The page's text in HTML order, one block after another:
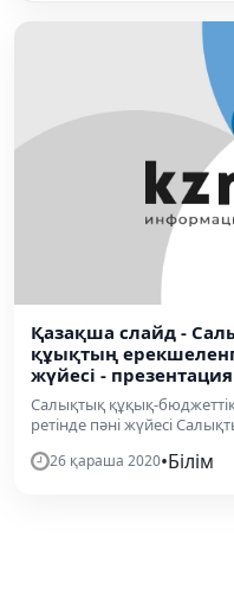
Қазақша слайд -
құықтың
жүйесі - презентация
Cалықтық құқық-
ретінде пәні жүйесі
26 қараша 2020•Білім